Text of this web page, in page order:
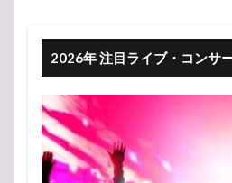
2026年 注目ライブ・コンサ